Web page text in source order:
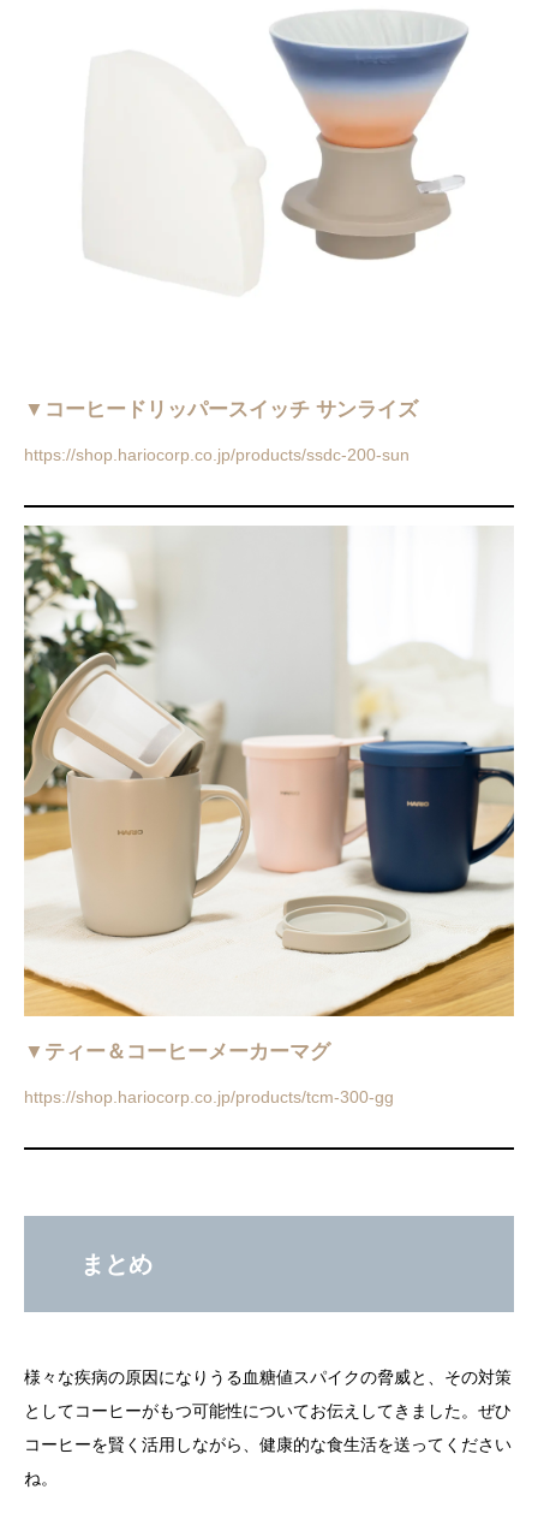
▼コーヒードリッパースイッチ サンライズ
https://shop.hariocorp.co.jp/products/ssdc-200-sun
▼ティー＆コーヒーメーカーマグ
https://shop.hariocorp.co.jp/products/tcm-300-gg
まとめ
様々な疾病の原因になりうる血糖値スパイクの脅威と、その対策
としてコーヒーがもつ可能性についてお伝えしてきました。ぜひ
コーヒーを賢く活用しながら、健康的な食生活を送ってください
ね。